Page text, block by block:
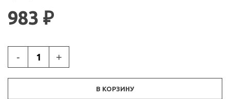
983 ₽
- +
В КОРЗИНУ